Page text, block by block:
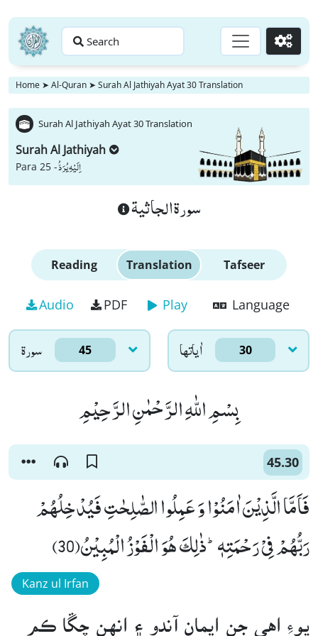
Search Go
Home ➤ Al-Quran ➤ Surah Al Jathiyah Ayat 30 Translation
Surah Al Jathiyah Ayat 30 Translation
Surah Al Jathiyah
Para 25 -اِلَیْهِ یُرَدُّ
سورة الجاثية
Reading Translation Tafseer
Audio PDF Play Language
سورۃ 45 اٰياتها 30
بِسْمِ اللّٰهِ الرَّحْمٰنِ الرَّحِیْمِ
45.30
فَاَمَّا الَّذِیْنَ اٰمَنُوْا وَ عَمِلُوا الصّٰلِحٰتِ فَیُدْخِلُهُمْ
رَبُّهُمْ فِیْ رَحْمَتِهٖؕ-ذٰلِكَ هُوَ الْفَوْزُ الْمُبِیْنُ(30)
Kanz ul Irfan
پوءِ اهي جن ايمان آندو ۽ انهن چڱا ڪم